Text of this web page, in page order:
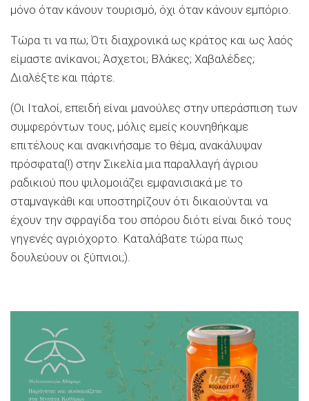
μόνο όταν κάνουν τουρισμό, όχι όταν κάνουν εμπόριο.
Τώρα τι να πω; Ότι διαχρονικά ως κράτος και ως λαός
είμαστε ανίκανοι; Άσχετοι; Βλάκες; Χαβαλέδες;
Διαλέξτε και πάρτε.
(Οι Ιταλοί, επειδή είναι μανούλες στην υπεράσπιση των
συμφερόντων τους, μόλις εμείς κουνηθήκαμε
επιτέλους και ανακινήσαμε το θέμα, ανακάλυψαν
πρόσφατα(!) στην Σικελία μια παραλλαγή άγριου
ραδικιού που ψιλομοιάζει εμφανισιακά με το
σταμναγκάθι και υποστηρίζουν ότι δικαιούνται να
έχουν την σφραγίδα του σπόρου διότι είναι δικό τους
γηγενές αγριόχορτο. Καταλάβατε τώρα πως
δουλεύουν οι ξύπνιοι;).